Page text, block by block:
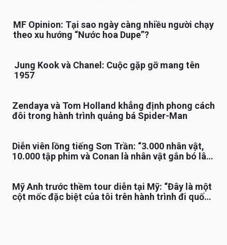
MF Opinion: Tại sao ngày càng nhiều người chạy
theo xu hướng “Nước hoa Dupe”?
Jung Kook và Chanel: Cuộc gặp gỡ mang tên
1957
Zendaya và Tom Holland khẳng định phong cách
đôi trong hành trình quảng bá Spider-Man
Diễn viên lồng tiếng Sơn Trần: “3.000 nhân vật,
10.000 tập phim và Conan là nhân vật gắn bó lâu
Mỹ Anh trước thềm tour diễn tại Mỹ: “Đây là một
cột mốc đặc biệt của tôi trên hành trình đi quốc